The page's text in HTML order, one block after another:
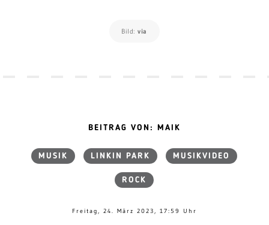
Bild: via
BEITRAG VON: MAIK
MUSIK LINKIN PARK MUSIKVIDEO
ROCK
Freitag, 24. März 2023, 17:59 Uhr